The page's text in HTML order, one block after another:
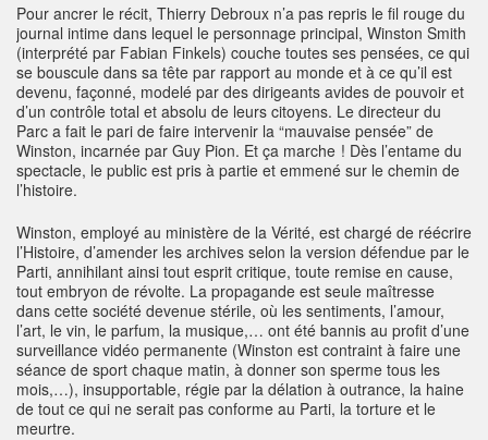
Pour ancrer le récit, Thierry Debroux n’a pas repris le fil rouge du
journal intime dans lequel le personnage principal, Winston Smith
(interprété par Fabian Finkels) couche toutes ses pensées, ce qui
se bouscule dans sa tête par rapport au monde et à ce qu’il est
devenu, façonné, modelé par des dirigeants avides de pouvoir et
d’un contrôle total et absolu de leurs citoyens. Le directeur du
Parc a fait le pari de faire intervenir la “mauvaise pensée” de
Winston, incarnée par Guy Pion. Et ça marche ! Dès l’entame du
spectacle, le public est pris à partie et emmené sur le chemin de
l’histoire.
Winston, employé au ministère de la Vérité, est chargé de réécrire
l’Histoire, d’amender les archives selon la version défendue par le
Parti, annihilant ainsi tout esprit critique, toute remise en cause,
tout embryon de révolte. La propagande est seule maîtresse
dans cette société devenue stérile, où les sentiments, l’amour,
l’art, le vin, le parfum, la musique,… ont été bannis au profit d’une
surveillance vidéo permanente (Winston est contraint à faire une
séance de sport chaque matin, à donner son sperme tous les
mois,…), insupportable, régie par la délation à outrance, la haine
de tout ce qui ne serait pas conforme au Parti, la torture et le
meurtre.